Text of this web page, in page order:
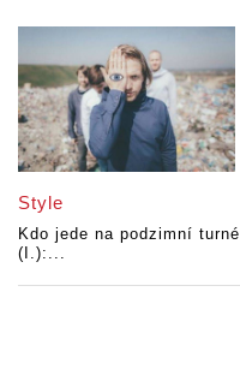
Style
Kdo jede na podzimní turné
(I.):...